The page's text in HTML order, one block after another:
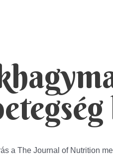
a The Journal of Nutrition